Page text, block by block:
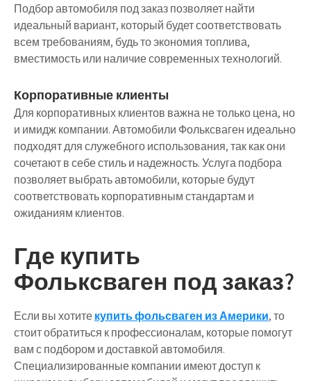
Подбор автомобиля под заказ позволяет найти
идеальный вариант, который будет соответствовать
всем требованиям, будь то экономия топлива,
вместимость или наличие современных технологий.
Корпоративные клиенты
Для корпоративных клиентов важна не только цена, но
и имидж компании. Автомобили Фольксваген идеально
подходят для служебного использования, так как они
сочетают в себе стиль и надежность. Услуга подбора
позволяет выбрать автомобили, которые будут
соответствовать корпоративным стандартам и
ожиданиям клиентов.
Где купить
Фольксваген под заказ?
Если вы хотитекупить фольсваген из Америки, то
стоит обратиться к профессионалам, которые помогут
вам с подбором и доставкой автомобиля.
Специализированные компании имеют доступ к